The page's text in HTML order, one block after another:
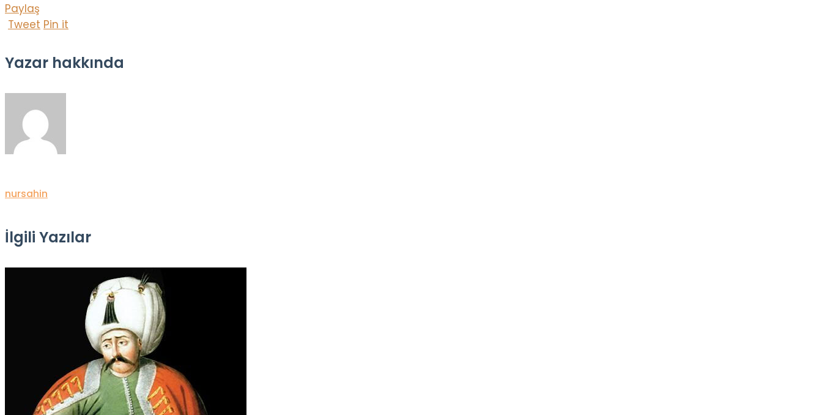
Paylaş
Tweet Pin it
Yazar hakkında
nursahin
İlgili Yazılar